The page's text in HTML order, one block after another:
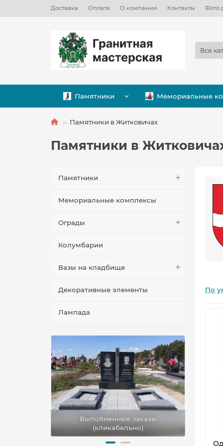
Доставка Оплата О компании Контакты Фото
Все
Памятники Мемориальные
Памятники в Житковичах
Памятники в
Памятники
Мемориальные комплексы
Ограды
Колумбарии
Вазы на кладбище
Декоративные элементы
Лампада
Выполненные заказы
(кликабельно)
По